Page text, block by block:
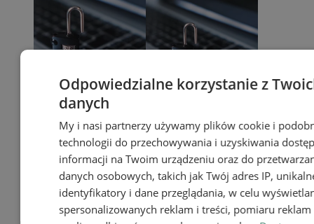
Odpowiedzialne korzystanie z
danych
My i nasi partnerzy używamy plików cookie i
technologii do przechowywania i uzyskiwania
informacji na Twoim urządzeniu oraz do
danych osobowych, takich jak Twój adres IP,
identyfikatory i dane przeglądania, w celu
spersonalizowanych reklam i treści, pomiaru reklam